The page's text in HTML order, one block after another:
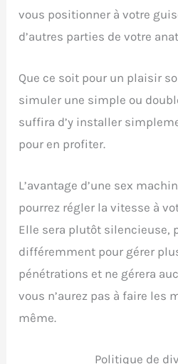
vous positionner à votre
d’autres parties de votre
Que ce soit pour un plaisir
simuler une simple ou
suffira d’y installer
pour en profiter.
L’avantage d’une sex
pourrez régler la vitesse à
Elle sera plutôt silencieuse,
différemment pour gérer
pénétrations et ne gérera
vous n’aurez pas à faire les
même.
Politique de